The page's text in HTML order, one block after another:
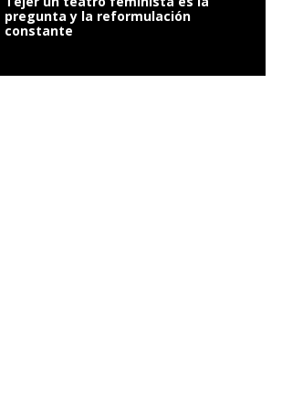
pregunta y la reformulación
constante